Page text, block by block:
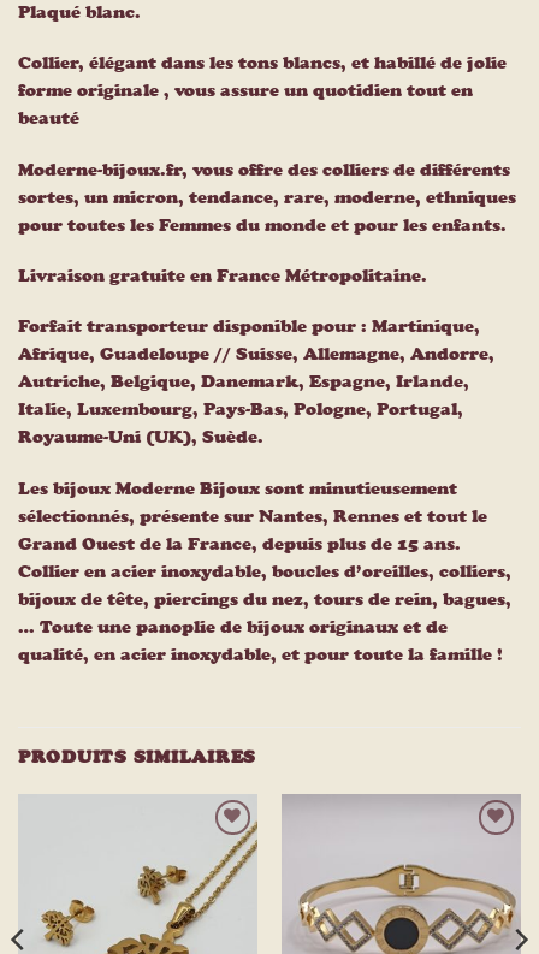
Plaqué blanc.
Collier, élégant dans les tons blancs, et habillé de jolie
forme originale , vous assure un quotidien tout en
beauté
Moderne-bijoux.fr, vous offre des colliers de différents
sortes, un micron, tendance, rare, moderne, ethniques
pour toutes les Femmes du monde et pour les enfants.
Livraison gratuite en France Métropolitaine.
Forfait transporteur disponible pour : Martinique,
Afrique, Guadeloupe // Suisse, Allemagne, Andorre,
Autriche, Belgique, Danemark, Espagne, Irlande,
Italie, Luxembourg, Pays-Bas, Pologne, Portugal,
Royaume-Uni (UK), Suède.
Les bijoux Moderne Bijoux sont minutieusement
sélectionnés, présente sur Nantes, Rennes et tout le
Grand Ouest de la France, depuis plus de 15 ans.
Collier en acier inoxydable, boucles d’oreilles, colliers,
bijoux de tête, piercings du nez, tours de rein, bagues,
… Toute une panoplie de bijoux originaux et de
qualité, en acier inoxydable, et pour toute la famille !
PRODUITS SIMILAIRES
Ajouter
à la
liste
d’envies
liste
d’envies